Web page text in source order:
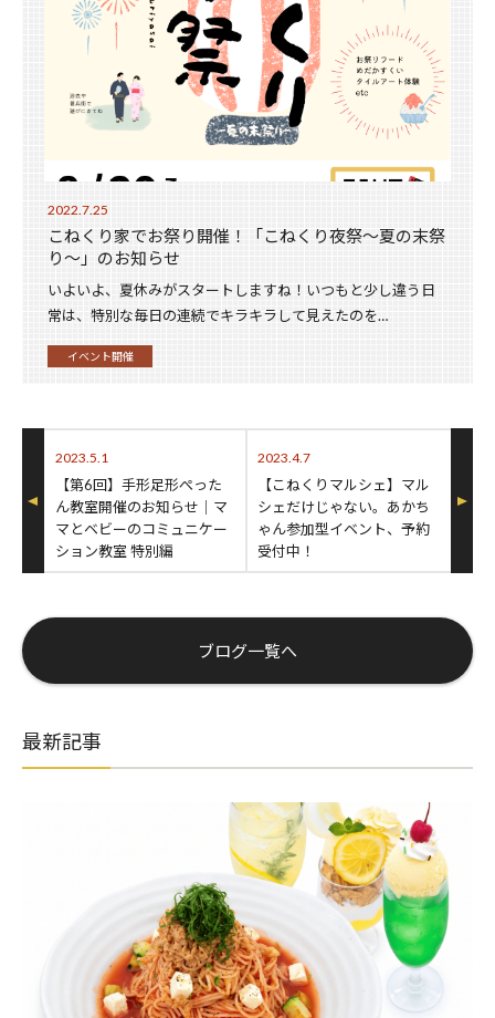
2022.7.25
こねくり家でお祭り開催！「こねくり夜祭〜夏の末祭
り〜」のお知らせ
いよいよ、夏休みがスタートしますね！いつもと少し違う日
常は、特別な毎日の連続でキラキラして見えたのを…
イベント開催
2023.5.1
【第6回】手形足形ぺった
ん教室開催のお知らせ│マ
マとベビーのコミュニケー
ション教室 特別編
2023.4.7
【こねくりマルシェ】マル
シェだけじゃない。あかち
ゃん参加型イベント、予約
受付中！
ブログ一覧へ
最新記事